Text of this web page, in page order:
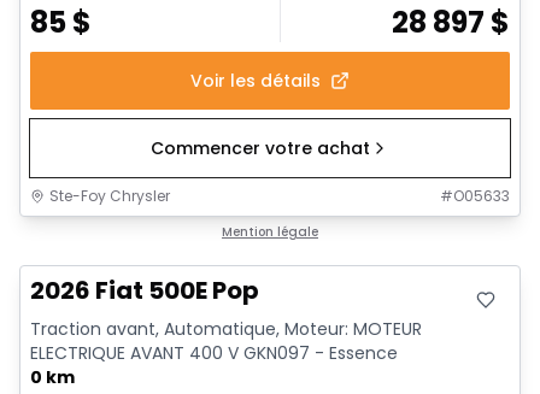
85$ 28 897 $
Voir les détails
Commencer votre achat
Ste-Foy Chrysler #O05633
Mention légale
2026 Fiat 500E Pop
Traction avant, Automatique, Moteur: MOTEUR
ELECTRIQUE AVANT 400 V GKN097 - Essence
0 km